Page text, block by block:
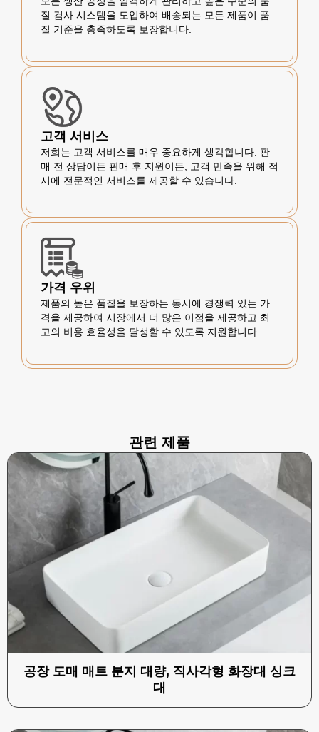
질 검사 시스템을 도입하여 배송되는 모든 제품이 품
질 기준을 충족하도록 보장합니다.
고객 서비스
저희는 고객 서비스를 매우 중요하게 생각합니다. 판
매 전 상담이든 판매 후 지원이든, 고객 만족을 위해 적
시에 전문적인 서비스를 제공할 수 있습니다.
가격 우위
제품의 높은 품질을 보장하는 동시에 경쟁력 있는 가
격을 제공하여 시장에서 더 많은 이점을 제공하고 최
고의 비용 효율성을 달성할 수 있도록 지원합니다.
관련 제품
공장 도매 매트 분지 대량, 직사각형 화장대 싱크
대